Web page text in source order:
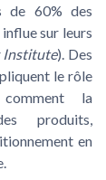
de 60% des
sur leurs
Institute). Des
le rôle
la
produits,
en